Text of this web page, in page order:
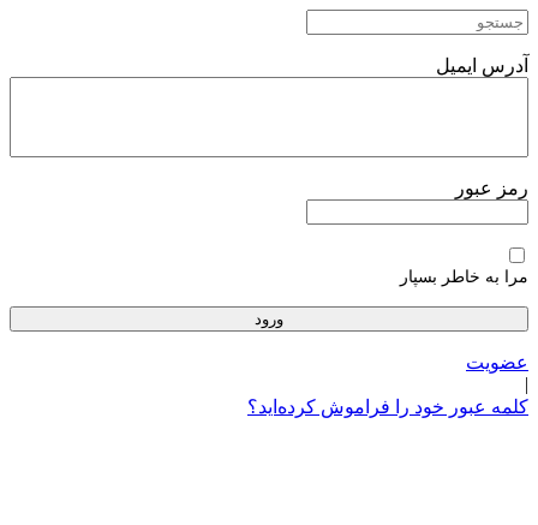
پرش
محتوا
آدرس ایمیل
رمز عبور
مرا به خاطر بسپار
عضویت
|
کلمه عبور خود را فراموش کرده‌اید؟